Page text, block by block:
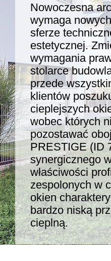
Nowoczesna
wymaga
sferze
estetycznej.
wymagania
stolarce
przede
klientów
cieplejszych
wobec których
pozostawać
PRESTIGE (ID
synergicznego
właściwości
zespolonych w
okien
bardzo niską
cieplną.